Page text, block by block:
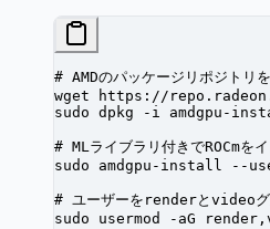
# AMDのパッケージリポジトリ
wget https://
sudo dpkg -i amdgpu-
# MLライブラリ付きでROCmを
sudo amdgpu-install --
# ユーザーをrenderとvideoグ
sudo usermod -aG